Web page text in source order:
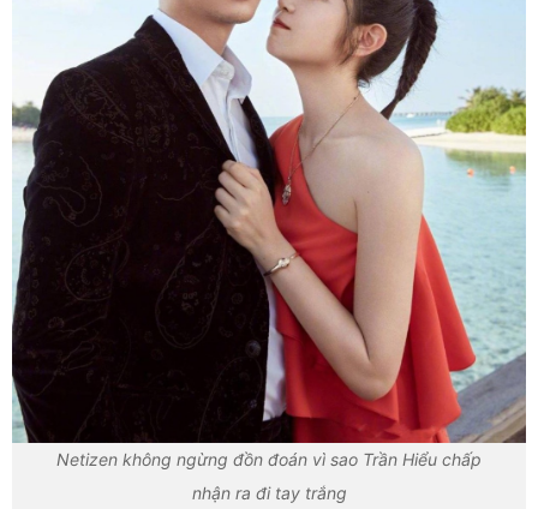
Netizen không ngừng đồn đoán vì sao Trần Hiểu chấp
nhận ra đi tay trắng